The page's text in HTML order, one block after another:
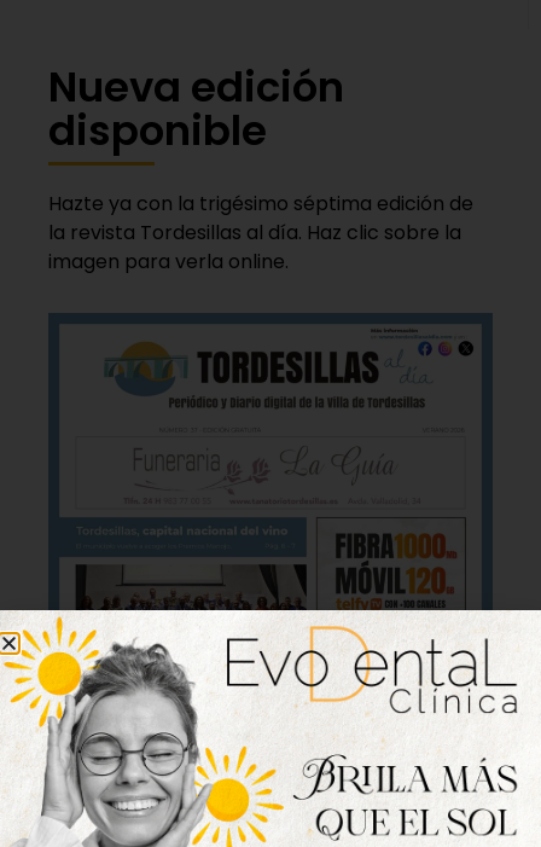
Nueva edición
disponible
Hazte ya con la trigésimo séptima edición de
la revista Tordesillas al día. Haz clic sobre la
imagen para verla online.